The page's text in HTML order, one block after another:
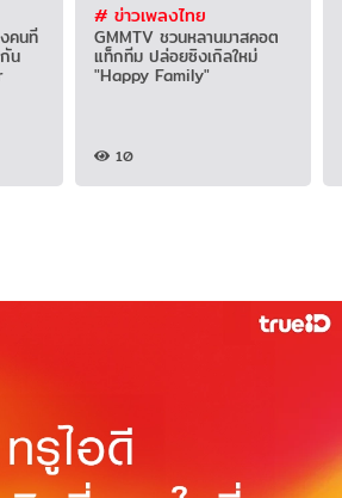
คนที่
น
# ข่าวเพลงไทย
GMMTV ชวนหลานมาสคอต
แท็กทีม ปล่อยซิงเกิลใหม่
"Happy Family"
10